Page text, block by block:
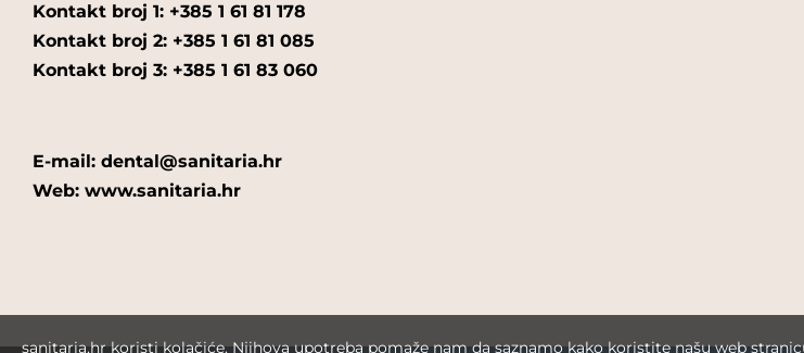
Kontakt broj 1: +385 1 61 81 178
Kontakt broj 2: +385 1 61 81 085
Kontakt broj 3: +385 1 61 83 060
E-mail: dental@sanitaria.hr
Web: www.sanitaria.hr
sanitaria.hr koristi kolačiće. Njihova upotreba pomaže nam da saznamo kako koristite našu web